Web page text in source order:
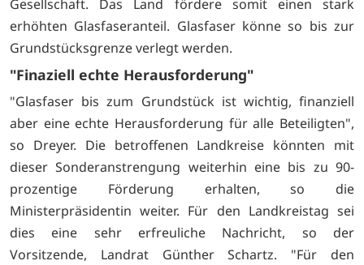
Gesellschaft. Das Land fördere somit einen stark
erhöhten Glasfaseranteil. Glasfaser könne so bis zur
Grundstücksgrenze verlegt werden.
"Finaziell echte Herausforderung"
"Glasfaser bis zum Grundstück ist wichtig, finanziell
aber eine echte Herausforderung für alle Beteiligten",
so Dreyer. Die betroffenen Landkreise könnten mit
dieser Sonderanstrengung weiterhin eine bis zu 90-
prozentige Förderung erhalten, so die
Ministerpräsidentin weiter. Für den Landkreistag sei
dies eine sehr erfreuliche Nachricht, so der
Vorsitzende, Landrat Günther Schartz. "Für den